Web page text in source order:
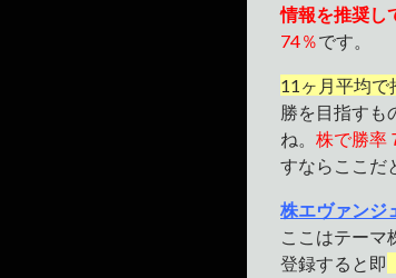
情報を推奨し
74％です。
11ヶ月平均
勝を目指すも
ね。 株で勝率
すならここだ
株エヴァンジ
ここはテーマ
登録すると即